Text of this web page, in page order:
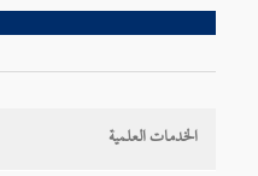
الخدمات العلمية